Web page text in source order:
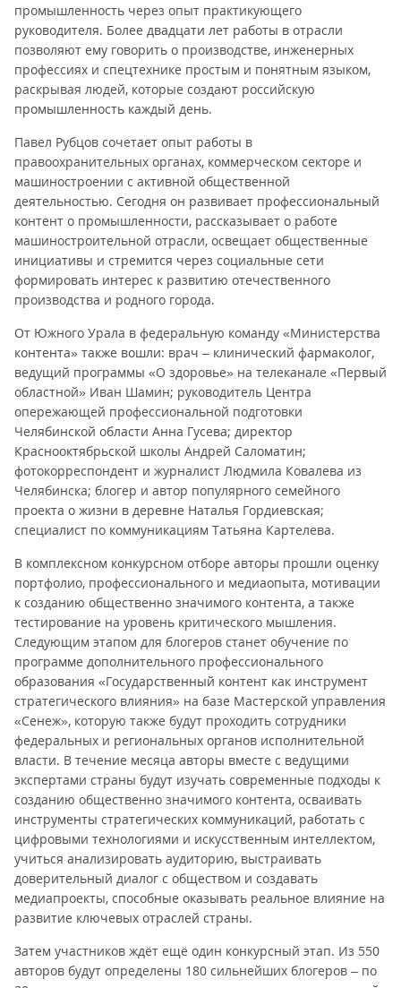
промышленность через опыт практикующего
руководителя. Более двадцати лет работы в отрасли
позволяют ему говорить о производстве, инженерных
профессиях и спецтехнике простым и понятным языком,
раскрывая людей, которые создают российскую
промышленность каждый день.
Павел Рубцов сочетает опыт работы в
правоохранительных органах, коммерческом секторе и
машиностроении с активной общественной
деятельностью. Сегодня он развивает профессиональный
контент о промышленности, рассказывает о работе
машиностроительной отрасли, освещает общественные
инициативы и стремится через социальные сети
формировать интерес к развитию отечественного
производства и родного города.
От Южного Урала в федеральную команду «Министерства
контента» также вошли: врач – клинический фармаколог,
ведущий программы «О здоровье» на телеканале «Первый
областной» Иван Шамин; руководитель Центра
опережающей профессиональной подготовки
Челябинской области Анна Гусева; директор
Краснооктябрьской школы Андрей Саломатин;
фотокорреспондент и журналист Людмила Ковалева из
Челябинска; блогер и автор популярного семейного
проекта о жизни в деревне Наталья Гордиевская;
специалист по коммуникациям Татьяна Картелева.
В комплексном конкурсном отборе авторы прошли оценку
портфолио, профессионального и медиаопыта, мотивации
к созданию общественно значимого контента, а также
тестирование на уровень критического мышления.
Следующим этапом для блогеров станет обучение по
программе дополнительного профессионального
образования «Государственный контент как инструмент
стратегического влияния» на базе Мастерской управления
«Сенеж», которую также будут проходить сотрудники
федеральных и региональных органов исполнительной
власти. В течение месяца авторы вместе с ведущими
экспертами страны будут изучать современные подходы к
созданию общественно значимого контента, осваивать
инструменты стратегических коммуникаций, работать с
цифровыми технологиями и искусственным интеллектом,
учиться анализировать аудиторию, выстраивать
доверительный диалог с обществом и создавать
медиапроекты, способные оказывать реальное влияние на
развитие ключевых отраслей страны.
Затем участников ждёт ещё один конкурсный этап. Из 550
авторов будут определены 180 сильнейших блогеров – по